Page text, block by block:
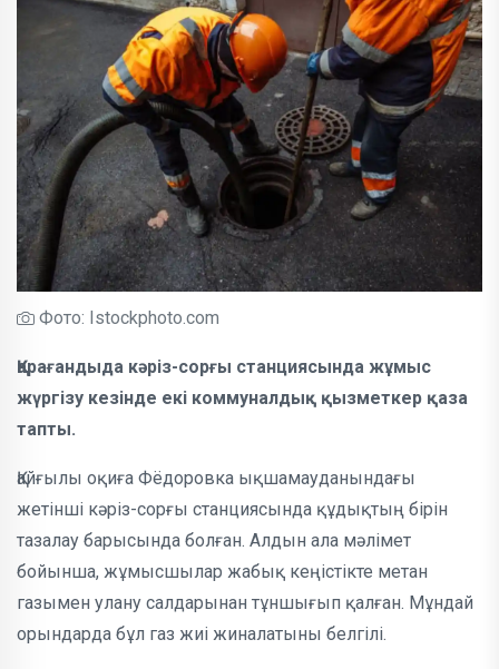
Фото: Іstockphoto.com
Қарағандыда кәріз-сорғы станциясында жұмыс
жүргізу кезінде екі коммуналдық қызметкер қаза
тапты.
Қайғылы оқиға Фёдоровка ықшамауданындағы
жетінші кәріз-сорғы станциясында құдықтың бірін
тазалау барысында болған. Алдын ала мәлімет
бойынша, жұмысшылар жабық кеңістікте метан
газымен улану салдарынан тұншығып қалған. Мұндай
орындарда бұл газ жиі жиналатыны белгілі.